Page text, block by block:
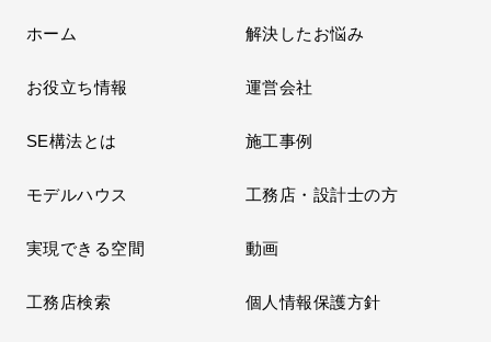
ホーム 解決したお悩み
お役立ち情報 運営会社
SE構法とは 施工事例
モデルハウス 工務店・設計士の方
実現できる空間 動画
工務店検索 個人情報保護方針